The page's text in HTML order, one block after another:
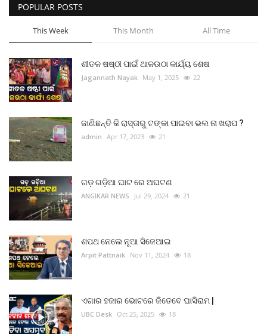
POPULAR POSTS
This Week This Month All Time
ଶୀତଳ ଷଷ୍ଠୀ ପାଇଁ ଥାଳଉଠା କାର୍ଯ୍ୟ ଶେଷ
Jagannath Nayak May 1, 2025 22
ଜାଣିଛନ୍ତି କି ରାସ୍ତାରୁ ଟଙ୍କା ପାଇବା ଭଲ ନା ଖରାପ ?
admin Apr 17, 2023 21
ଗଡ଼ ଗଡ଼ିଆ ଘାଟ ରେ ଅଘଟଣ
ANGIKAR NEWS Jul 29, 2024 21
ଶପଥ ନେଲେ ନୂଆ ସିଜେଆଇ
Arpit Pattnaik Nov 11, 2024 18
ଏଗାର ହଜାର ଭୋଟରେ ଜିତେବେ ଘାସିରାମ |
UBC Desk Oct 25, 2025 18